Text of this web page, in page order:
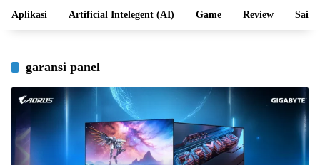
Aplikasi Artificial Intelegent (AI) Game Review Sains
garansi panel